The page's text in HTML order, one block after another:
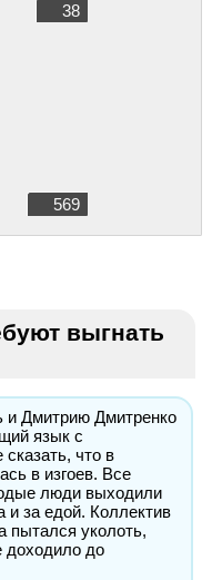
38
569
выгнать
Дмитрию Дмитренко
язык с
что в
в изгоев. Все
люди выходили
и за едой. Коллектив
пытался уколоть,
доходило до